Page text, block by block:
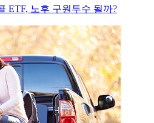
ETF, 노후 구원투수 될까?